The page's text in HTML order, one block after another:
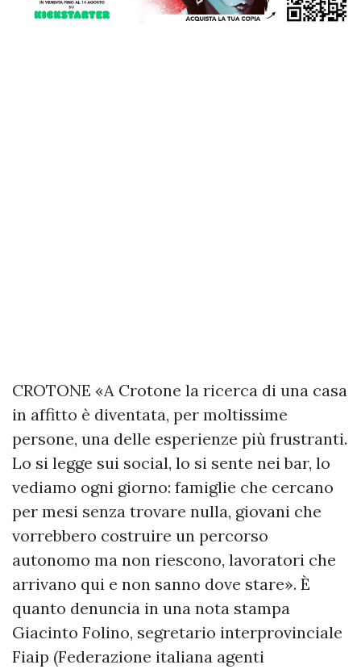
CROTONE «A Crotone la ricerca di una casa
in affitto è diventata, per moltissime
persone, una delle esperienze più frustranti.
Lo si legge sui social, lo si sente nei bar, lo
vediamo ogni giorno: famiglie che cercano
per mesi senza trovare nulla, giovani che
vorrebbero costruire un percorso
autonomo ma non riescono, lavoratori che
arrivano qui e non sanno dove stare». È
quanto denuncia in una nota stampa
Giacinto Folino, segretario interprovinciale
Fiaip (Federazione italiana agenti